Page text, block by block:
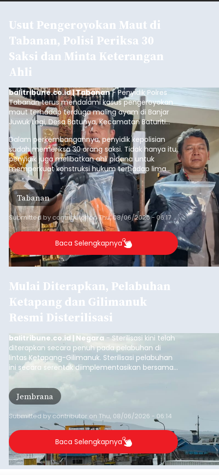
Usut Pengeroyokan Maut di
Tabanan, Polisi Periksa 30
Saksi dan Minta Keterangan
Ahli
balitribune.co.id | Tabanan- Penyidik Polres
Tabanan terus mendalami kasus pengeroyokan
maut terhadap terduga maling ayam di Banjar
Juwuk Legi, Desa Batunya, Kecamatan Baturiti
yang terjadi beberapa waktu lalu.
Dalam perkembangannya, penyidik kepolisian
sudah memeriksa 30 orang saksi. Tidak hanya itu,
penyidik juga melibatkan ahli pidana untuk
memperkuat konstruksi hukum terhadap lima
orang tersangka yang saat ini ditahan.
Tabanan
Submitted bycontributoronThu, 08/06/2026 - 06:17
Baca Selengkapnya
Mulai Diterapkan, Pelabuhan
Ketapang dan Gilimanuk
Resmi Disterilisasi
balitribune.co.id | Negara - Sterilisasi kini telah
diterapkan secara penuh pada pelabuhan di
lintas Ketapang-Gilimanuk. Sterilisasi pelabuhan
ini secara serentak diimplementasikan bersama
empat pelabuhan utama lainnya, yakni
Pelabuhan Merak, Bakauheni, Kayangan, dan
Lembar pada Rabu (5/8/2026).
Jembrana
Submitted by contributor on Thu, 08/06/2026 - 06:14
Baca Selengkapnya